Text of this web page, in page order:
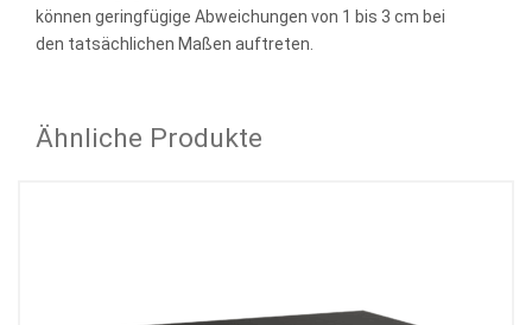
können geringfügige Abweichungen von 1 bis 3 cm bei
den tatsächlichen Maßen auftreten.
Ähnliche Produkte